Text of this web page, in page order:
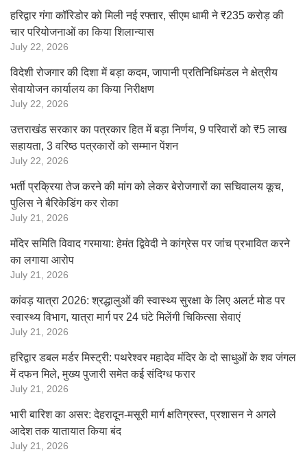
हरिद्वार गंगा कॉरिडोर को मिली नई रफ्तार, सीएम धामी ने ₹235 करोड़ की
चार परियोजनाओं का किया शिलान्यास
July 22, 2026
विदेशी रोजगार की दिशा में बड़ा कदम, जापानी प्रतिनिधिमंडल ने क्षेत्रीय
सेवायोजन कार्यालय का किया निरीक्षण
July 22, 2026
उत्तराखंड सरकार का पत्रकार हित में बड़ा निर्णय, 9 परिवारों को ₹5 लाख
सहायता, 3 वरिष्ठ पत्रकारों को सम्मान पेंशन
July 22, 2026
भर्ती प्रक्रिया तेज करने की मांग को लेकर बेरोजगारों का सचिवालय कूच,
पुलिस ने बैरिकेडिंग कर रोका
July 21, 2026
मंदिर समिति विवाद गरमाया: हेमंत द्विवेदी ने कांग्रेस पर जांच प्रभावित करने
का लगाया आरोप
July 21, 2026
कांवड़ यात्रा 2026: श्रद्धालुओं की स्वास्थ्य सुरक्षा के लिए अलर्ट मोड पर
स्वास्थ्य विभाग, यात्रा मार्ग पर 24 घंटे मिलेंगी चिकित्सा सेवाएं
July 21, 2026
हरिद्वार डबल मर्डर मिस्ट्री: पथरेश्वर महादेव मंदिर के दो साधुओं के शव जंगल
में दफन मिले, मुख्य पुजारी समेत कई संदिग्ध फरार
July 21, 2026
भारी बारिश का असर: देहरादून-मसूरी मार्ग क्षतिग्रस्त, प्रशासन ने अगले
आदेश तक यातायात किया बंद
July 21, 2026